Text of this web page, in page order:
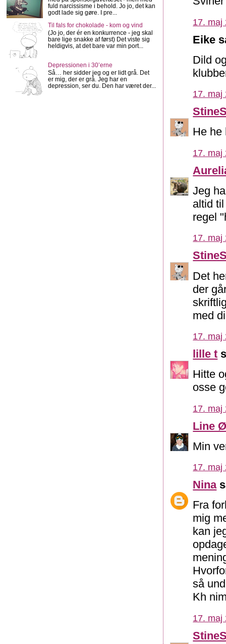
17. maj
Eike
Dild
17. maj
He he
17. maj
Jeg
altid
regel
17. maj
Det
der
med
17. maj
lille t
Hitte
osse
17. maj
Line
Min
17. maj
Nina
Fra
mig
kan
så
Kh
17. maj
fuld narcissisme i behold. Jo jo, det kan
godt lade sig gøre. I pre...
Til fals for chokolade - kom og vind
(Jo jo, der ér en konkurrence - jeg skal
bare lige snakke af først) Det viste sig
heldigvis, at det bare var min port...
Depressionen i 30’erne
Så… her sidder jeg og er lidt grå. Det
er mig, der er grå. Jeg har en
depression, ser du. Den har været der...